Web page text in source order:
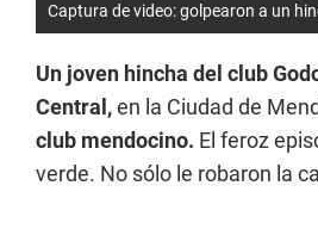
Captura de video: golpearon a un
Un joven hincha del club
Central,en la Ciudad de
club mendocino. El feroz
verde. No sólo le robaron la